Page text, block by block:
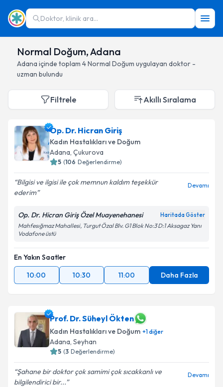
Doktor, klinik ara...
Normal Doğum, Adana
Adana içinde toplam 4Normal Doğum uygulayan doktor -
uzman bulundu
Filtrele Akıllı Sıralama
Op. Dr. Hicran Giriş
Kadın Hastalıkları ve Doğum
Adana, Çukurova
5 (106 Değerlendirme)
Bilgisi ve ilgisi ile çok memnun kaldım teşekkür
ederim
Devamı
Op. Dr. Hicran Giriş Özel Muayenehanesi Haritada Göster
Mahfesığmaz Mahallesi, Turgut Özal Blv. G1 Blok No:3 D:1 Aksagaz Yanı
Vodafone üstü
En Yakın Saatler
10:00
10:30 11:00 Daha Fazla
Prof. Dr. Süheyl Ökten
Kadın Hastalıkları ve Doğum +1diğer
Adana, Seyhan
5 (3 Değerlendirme)
Şahane bir doktor çok samimi çok sıcakkanlı ve
bilgilendirici bir...
Devamı